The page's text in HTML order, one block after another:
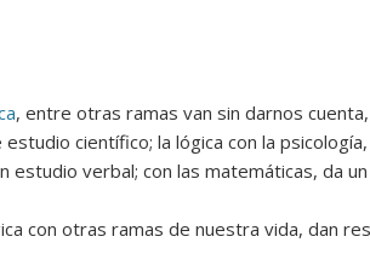
, entre otras ramas van sin darnos
científico; la lógica con la
estudio verbal; con las matemáticas, da
con otras ramas de nuestra vida, dan